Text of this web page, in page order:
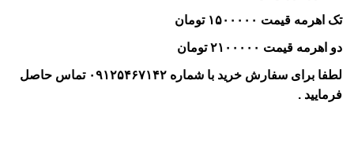
تک اهرمه قیمت ۱۵۰۰۰۰۰ تومان
دو اهرمه قیمت ۲۱۰۰۰۰۰ تومان
لطفا برای سفارش خرید با شماره ۰۹۱۲۵۴۶۷۱۴۲ تماس حاصل
فرمایید .